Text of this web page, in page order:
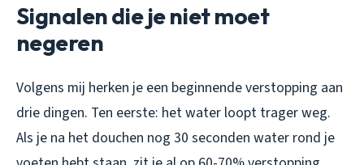
Signalen die je niet moet
negeren
Volgens mij herken je een beginnende verstopping aan
drie dingen. Ten eerste: het water loopt trager weg.
Als je na het douchen nog 30 seconden water rond je